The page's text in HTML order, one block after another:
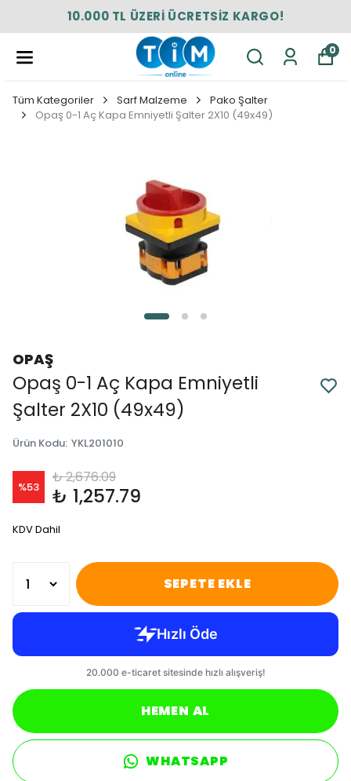
10.000 TL ÜZERİ ÜCRETSİZ KARGO!
0
Tüm Kategoriler Sarf Malzeme
Pako Şalter
Opaş 0-1 Aç Kapa Emniyetli Şalter 2X10 (49x49)
OPAŞ
Opaş 0-1 Aç Kapa Emniyetli
Şalter 2X10 (49x49)
Ürün Kodu: YKL201010
%53
₺ 2,676.09
₺ 1,257.79
KDV Dahil
SEPETE EKLE
HEMEN AL
WHATSAPP